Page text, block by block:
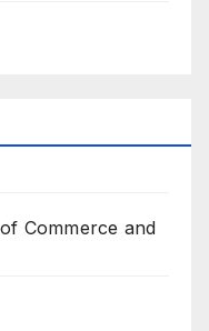
Commerce and